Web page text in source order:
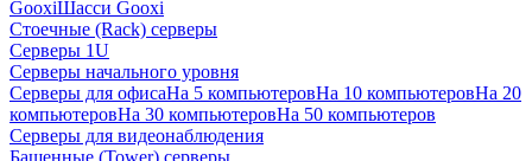
GooxiШасси Gooxi
Стоечные (Rack) серверы
Серверы 1U
Серверы начального уровня
Серверы для офисаНа 5 компьютеровНа 10 компьютеровНа 20
компьютеровНа 30 компьютеровНа 50 компьютеров
Серверы для видеонаблюдения
Башенные (Tower) серверы